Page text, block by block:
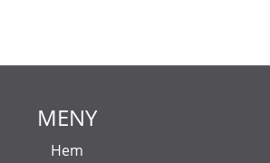
MENY
Hem